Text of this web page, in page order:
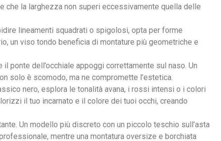
che la larghezza non superi eccessivamente quella delle
lineamenti squadrati o spigolosi, opta per forme
un viso tondo beneficia di montature più geometriche e
il ponte dell’occhiale appoggi correttamente sul naso. Un
solo è scomodo, ma ne compromette l’estetica.
nero, esplora le tonalità avana, i rossi intensi o i colori
il tuo incarnato e il colore dei tuoi occhi, creando
Un modello più discreto con un piccolo teschio sull’asta
mentre una montatura oversize e borchiata